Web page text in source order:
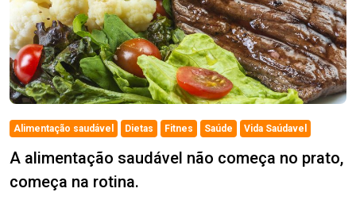
Alimentação saudável Dietas Fitnes Saúde Vida Saúdavel
A alimentação saudável não começa no prato,
começa na rotina.